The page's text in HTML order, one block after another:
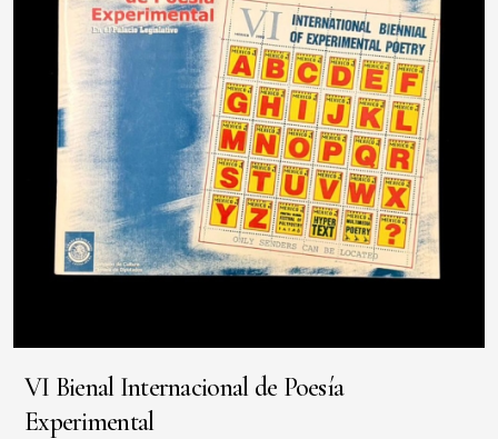
VI Bienal Internacional de Poesía
Experimental